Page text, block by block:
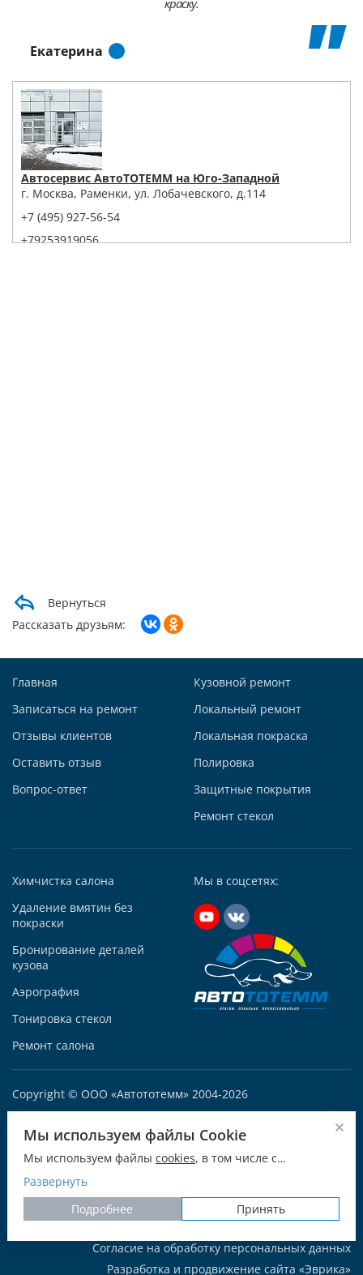
краску.
Екатерина
Автосервис АвтоТОТЕММ на Юго-Западной
г. Москва, Раменки, ул. Лобачевского, д.114
+7 (495) 927-56-54
+79253919056
121059, г. Москва, ул. Киевская, д. 14, стр. 3
+7 (495) 927-56-51
Telegram
Заказать звонок
Построить маршрут
Автосервис АвтоТОТЕММ на Варшавке
+79250086681
Написать в Whatsapp
Max +7 925 008-66-81
Заказать звонок
Построить маршрут
Вернуться
Рассказать друзьям:
Главная
Записаться на ремонт
Отзывы клиентов
Оставить отзыв
Вопрос-ответ
Кузовной ремонт
Локальный ремонт
Локальная покраска
Полировка
Защитные покрытия
Ремонт стекол
Химчистка салона
Удаление вмятин без
покраски
Бронирование деталей
кузова
Аэрография
Тонировка стекол
Ремонт салона
Мы в соцсетях:
Copyright © ООО «Автототемм» 2004-2026
ИНН: 7709566825
115054, город Москва, Дубининская ул., д. 55 к. 1, этаж 2
пом V комната 2
Политика обработки персональных данных
Согласие на обработку персональных данных
Разработка и продвижение сайта «Эврика»
Мы используем файлы Cookie
Мы используем файлы cookies, в том числе с
"Яндекс.Метрика для улучшения работы сайта.
Развернуть
Подробнее
Принять